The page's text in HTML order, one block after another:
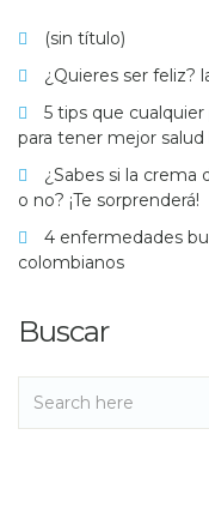
(sin título)
¿Quieres ser feliz?
5 tips que
para tener mejor salud
¿Sabes si la crema
o no? ¡Te sorprenderá!
4 enfermedades
colombianos
Buscar